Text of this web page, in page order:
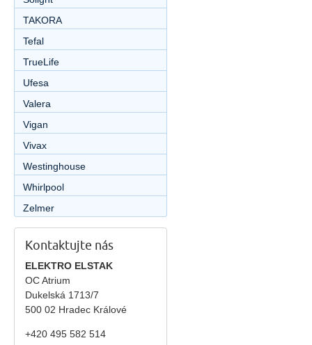
TAKORA
Tefal
TrueLife
Ufesa
Valera
Vigan
Vivax
Westinghouse
Whirlpool
Zelmer
Kontaktujte nás
ELEKTRO ELSTAK
OC Atrium
Dukelská 1713/7
500 02 Hradec Králové
+420 495 582 514